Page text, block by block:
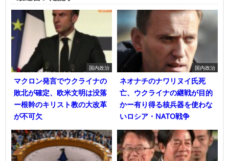
国内政治
マクロン発言でウクライナの
敗北が確定、欧米文明は没落
ー根幹のキリスト教の大改革
が不可欠
国内政治
ネオナチのナワリヌイ氏死
亡、ウクライナの継戦が目的
かー有り得る核兵器を使わな
いロシア・NATO戦争